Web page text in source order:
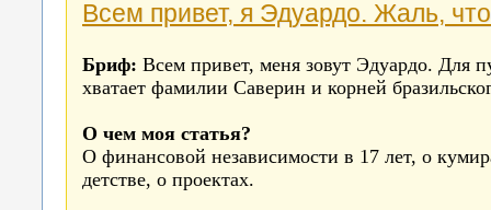
Всем привет, я Эдуардо. Жаль,
Бриф: Всем привет, меня зовут Эдуардо. Для
хватает фамилии Саверин и корней
О чем моя статья?
О финансовой независимости в 17 лет, о
детстве, о проектах.